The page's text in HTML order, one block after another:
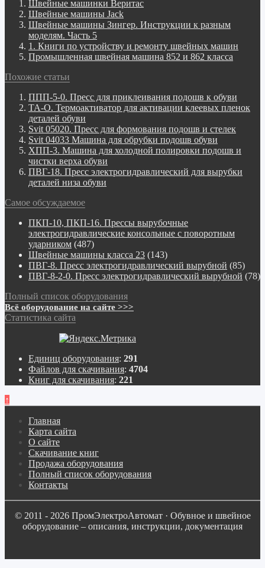
Швейные машинки Веритас
Швейные машины Jack
Швейные машины Зингер. Инструкции к разным
моделям. Часть 5
1. Книги по устройству и ремонту швейных машин
Промышленная швейная машина 852 и 862 класса
Похожие статьи
ППП-5-0. Пресс для приклеивания подошв к обуви
ТА-О. Термоактиватор для активации клеевых пленок
деталей обуви
Svit 05020. Пресс для формования подошв и стелек
Svit 04033 Машина для обрубки подошв обуви
ХПП-3. Машина для холодной полировки подошв и
чистки верха обуви
ПВГ-18. Пресс электрогидравлический для вырубки
деталей низа обуви
Самое обсуждаемое
ПКП-10, ПКП-16. Прессы вырубочные
электрогидравлические консольные с поворотным
ударником (487)
Швейные машины класса 23 (143)
ПВГ-8. Пресс электрогидравлический вырубной (85)
ПВГ-8-2-0. Пресс электрогидравлический вырубной (78)
Полный список оборудования
Всё оборудование на сайте >>>
Статистика сайта
Единиц оборудования: 291
Файлов для скачивания: 4704
Книг для скачивания: 221
↑
Главная
Карта сайта
О сайте
Скачивание книг
Продажа оборудования
Полный список оборудования
Контакты
© 2011 - 2026 ПромЭлектроАвтомат · Обувное и швейное
оборудование – описания, инструкции, документация